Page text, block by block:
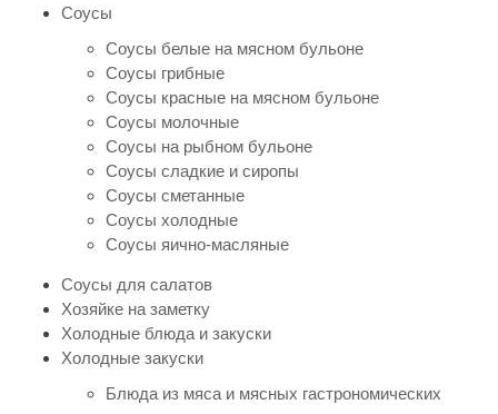
Соусы
Соусы белые на мясном бульоне
Соусы грибные
Соусы красные на мясном бульоне
Соусы молочные
Соусы на рыбном бульоне
Соусы сладкие и сиропы
Соусы сметанные
Соусы холодные
Соусы яично-масляные
Соусы для салатов
Хозяйке на заметку
Холодные блюда и закуски
Холодные закуски
Блюда из мяса и мясных гастрономических